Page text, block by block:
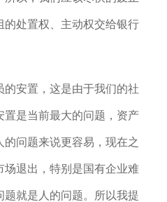
处置权、主动权交给银行
的安置，这是由于我们的社
是当前最大的问题，资产
问题来说更容易，现在之
场退出，特别是国有企业难
题就是人的问题。所以我提